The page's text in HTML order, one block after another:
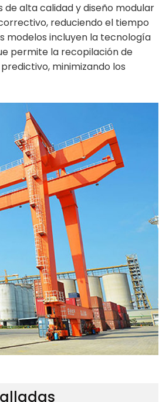
alta calidad y diseño modular
reduciendo el tiempo
modelos incluyen la tecnología
permite la recopilación de
minimizando los